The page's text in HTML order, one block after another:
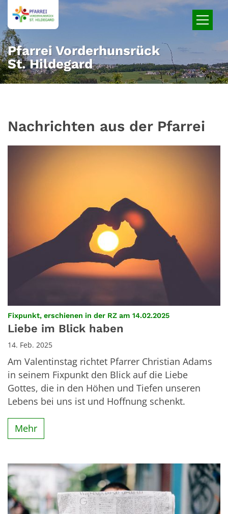
Zum Inhalt springen
Pfarrei Vorderhunsrück
St. Hildegard
Nachrichten aus der Pfarrei
Fixpunkt, erschienen in der RZ am 14.02.2025:
Liebe im Blick haben
14. Feb. 2025
Am Valentinstag richtet Pfarrer Christian Adams
in seinem Fixpunkt den Blick auf die Liebe
Gottes, die in den Höhen und Tiefen unseren
Lebens bei uns ist und Hoffnung schenkt.
Mehr